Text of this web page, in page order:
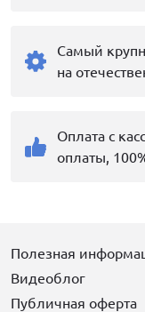
Самый
на
Оплата с
оплаты,
Полезная
Видеоблог
Публичная оферта